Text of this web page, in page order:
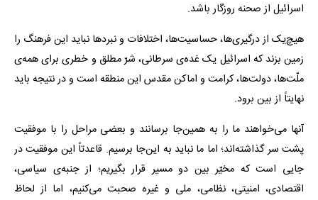
اسرائیل از صحنه‌ روزگار باشد.
هیچ‌یک از درگیری‌ها، حساسیت‌ها، اختلافات و نبردها نباید این فرهنگ را
زمین بزند که اسرائیل یک غده‌ی سرطانی، شرّ مطلق و خطری برای همه‌ی
ملّت‌ها، دولت‌ها، کرامت و اماکن مقدس این منطقه است و در نتیجه باید
نهایتاً از بین برود.
آنها می‌خواهند ما را به همین‌جا برسانند و بعضی مراحل را با موفقیت
پشت سر گذاشته‌اند؛ اما ما نباید به این‌جا برسیم. قاعدتاً این موفقیت در
جایی است که مخیّر بین دو مسیر قرار بگیریم؛ از جنبه‌ی سیاسی،
اقتصادی، امنیتی، نظامی، ملی و غیره صحبت می‌کنیم، اما از لحاظ